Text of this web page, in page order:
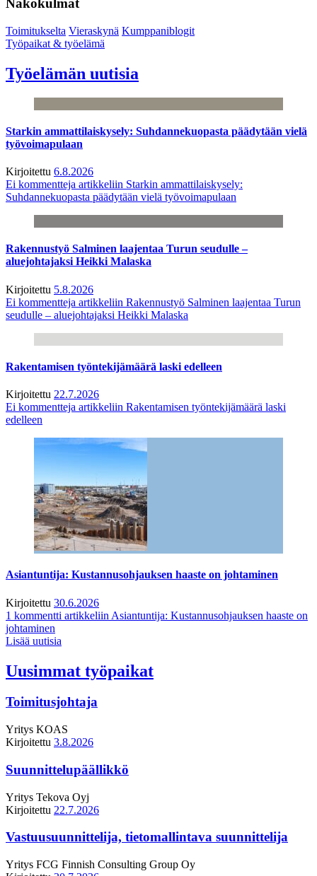
Näkökulmat
Toimitukselta Vieraskynä Kumppaniblogit
Työpaikat & työelämä
Työelämän uutisia
Starkin ammattilaiskysely: Suhdannekuopasta päädytään vielä
työvoimapulaan
Kirjoitettu 6.8.2026
Ei kommentteja artikkeliin Starkin ammattilaiskysely:
Suhdannekuopasta päädytään vielä työvoimapulaan
Rakennustyö Salminen laajentaa Turun seudulle –
aluejohtajaksi Heikki Malaska
Kirjoitettu 5.8.2026
Ei kommentteja artikkeliin Rakennustyö Salminen laajentaa Turun
seudulle – aluejohtajaksi Heikki Malaska
Rakentamisen työntekijämäärä laski edelleen
Kirjoitettu 22.7.2026
Ei kommentteja artikkeliin Rakentamisen työntekijämäärä laski
edelleen
Asiantuntija: Kustannusohjauksen haaste on johtaminen
Kirjoitettu 30.6.2026
1 kommentti artikkeliin Asiantuntija: Kustannusohjauksen haaste on
johtaminen
Lisää uutisia
Uusimmat työpaikat
Toimitusjohtaja
Yritys KOAS
Kirjoitettu 3.8.2026
Suunnittelupäällikkö
Yritys Tekova Oyj
Kirjoitettu 22.7.2026
Vastuusuunnittelija, tietomallintava suunnittelija
Yritys FCG Finnish Consulting Group Oy